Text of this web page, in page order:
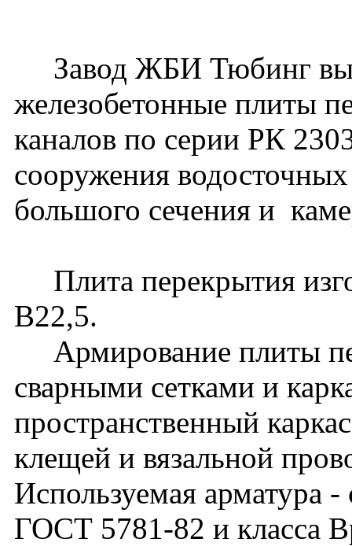
Завод ЖБИ Тюбинг
железобетонные плиты
каналов по серии РК
сооружения
большого сечения и
Плита перекрытия
В22,5.
Армирование плиты
сварными сетками и
пространственный
клещей и вязальной
Используемая арматура
ГОСТ 5781-82 и класса